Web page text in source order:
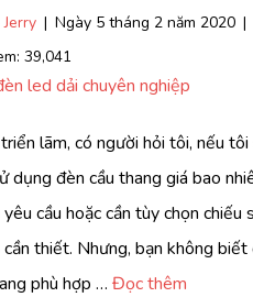
| Ngày 5 tháng 2 năm 2020 |
39,041
led dải chuyên nghiệp
lãm, có người hỏi tôi, nếu
dụng đèn cầu thang giá bao
cầu hoặc cần tùy chọn
thiết. Nhưng, bạn không
phù hợp …Đọc thêm